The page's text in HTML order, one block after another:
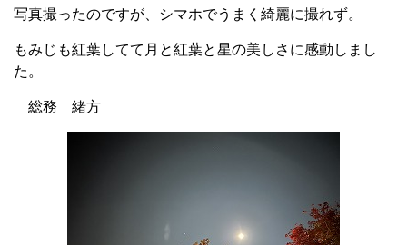
写真撮ったのですが、シマホでうまく綺麗に撮れず。
もみじも紅葉してて月と紅葉と星の美しさに感動しまし
た。
総務 緒方